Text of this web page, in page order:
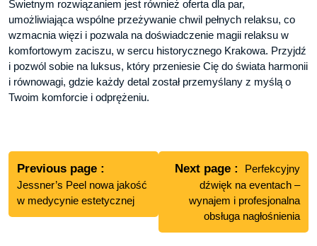
Świetnym rozwiązaniem jest również oferta dla par,
umożliwiająca wspólne przeżywanie chwil pełnych relaksu, co
wzmacnia więzi i pozwala na doświadczenie magii relaksu w
komfortowym zaciszu, w sercu historycznego Krakowa. Przyjdź
i pozwól sobie na luksus, który przeniesie Cię do świata harmonii
i równowagi, gdzie każdy detal został przemyślany z myślą o
Twoim komforcie i odprężeniu.
wpisu
Previous page
post:
Jessner’s Peel nowa jakość
w medycynie estetycznej
Next page
Next
post:
Perfekcyjny
dźwięk na eventach –
wynajem i profesjonalna
obsługa nagłośnienia